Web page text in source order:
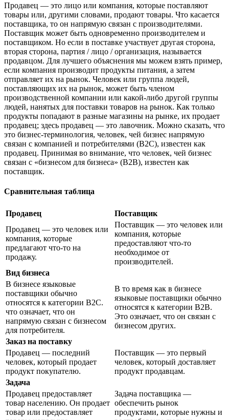
Продавец — это лицо или компания, которые поставляют
товары или, другими словами, продают товары. Что касается
поставщика, то он напрямую связан с производителями.
Поставщик может быть одновременно производителем и
поставщиком. Но если в поставке участвует другая сторона,
вторая сторона, партия / лицо / организация, называется
продавцом. Для лучшего объяснения мы можем взять пример,
если компания производит продукты питания, а затем
отправляет их на рынок. Человек или группа людей,
поставляющих их на рынок, может быть членом
производственной компании или какой-либо другой группы
людей, нанятых для поставки товаров на рынок. Как только
продукты попадают в разные магазины на рынке, их продает
продавец; здесь продавец — это лавочник. Можно сказать, что
это бизнес-терминология, человек, чей бизнес напрямую
связан с компанией и потребителями (B2C), известен как
продавец. Принимая во внимание, что человек, чей бизнес
связан с «бизнесом для бизнеса» (B2B), известен как
поставщик.
Сравнительная таблица
Продавец
Поставщик
Продавец — это человек или
компания, которые
предлагают что-то на
продажу.
Поставщик — это человек или
компания, которые
предоставляют что-то
необходимое от
производителей.
Вид бизнеса
В бизнесе языковые
поставщики обычно
относятся к категории B2C.
что означает, что он
напрямую связан с бизнесом
для потребителя.
В то время как в бизнесе
языковые поставщики обычно
относятся к категории B2B.
Это означает, что он связан с
бизнесом других.
Заказ на поставку
Продавец — последний
человек, который продает
продукт покупателю.
Поставщик — это первый
человек, который доставляет
продукт продавцам.
Задача
Продавец предоставляет
товар населению. Он продает
товар или предоставляет
Задача поставщика —
обеспечить рынок
продуктами, которые нужны и